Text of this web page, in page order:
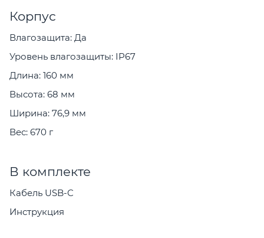
Корпус
Влагозащита: Да
Уровень влагозащиты: IP67
Длина: 160 мм
Высота: 68 мм
Ширина: 76,9 мм
Вес: 670 г
В комплекте
Кабель USB-C
Инструкция